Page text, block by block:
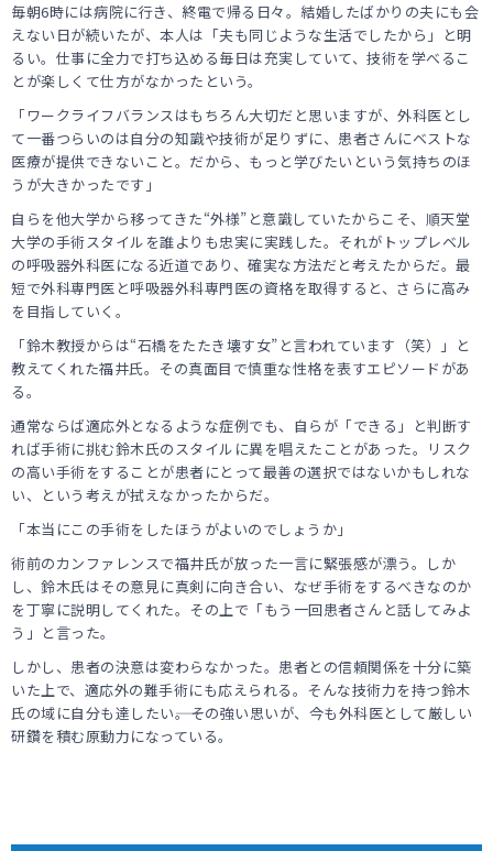
毎朝6時には病院に行き、終電で帰る日々。結婚したばかりの夫にも会
えない日が続いたが、本人は「夫も同じような生活でしたから」と明
るい。仕事に全力で打ち込める毎日は充実していて、技術を学べるこ
とが楽しくて仕方がなかったという。
「ワークライフバランスはもちろん大切だと思いますが、外科医とし
て一番つらいのは自分の知識や技術が足りずに、患者さんにベストな
医療が提供できないこと。だから、もっと学びたいという気持ちのほ
うが大きかったです」
自らを他大学から移ってきた“外様”と意識していたからこそ、順天堂
大学の手術スタイルを誰よりも忠実に実践した。それがトップレベル
の呼吸器外科医になる近道であり、確実な方法だと考えたからだ。最
短で外科専門医と呼吸器外科専門医の資格を取得すると、さらに高み
を目指していく。
「鈴木教授からは“石橋をたたき壊す女”と言われています（笑）」と
教えてくれた福井氏。その真面目で慎重な性格を表すエピソードがあ
る。
通常ならば適応外となるような症例でも、自らが「できる」と判断す
れば手術に挑む鈴木氏のスタイルに異を唱えたことがあった。リスク
の高い手術をすることが患者にとって最善の選択ではないかもしれな
い、という考えが拭えなかったからだ。
「本当にこの手術をしたほうがよいのでしょうか」
術前のカンファレンスで福井氏が放った一言に緊張感が漂う。しか
し、鈴木氏はその意見に真剣に向き合い、なぜ手術をするべきなのか
を丁寧に説明してくれた。その上で「もう一回患者さんと話してみよ
う」と言った。
しかし、患者の決意は変わらなかった。患者との信頼関係を十分に築
いた上で、適応外の難手術にも応えられる。そんな技術力を持つ鈴木
氏の域に自分も達したい――。その強い思いが、今も外科医として厳しい
研鑽を積む原動力になっている。